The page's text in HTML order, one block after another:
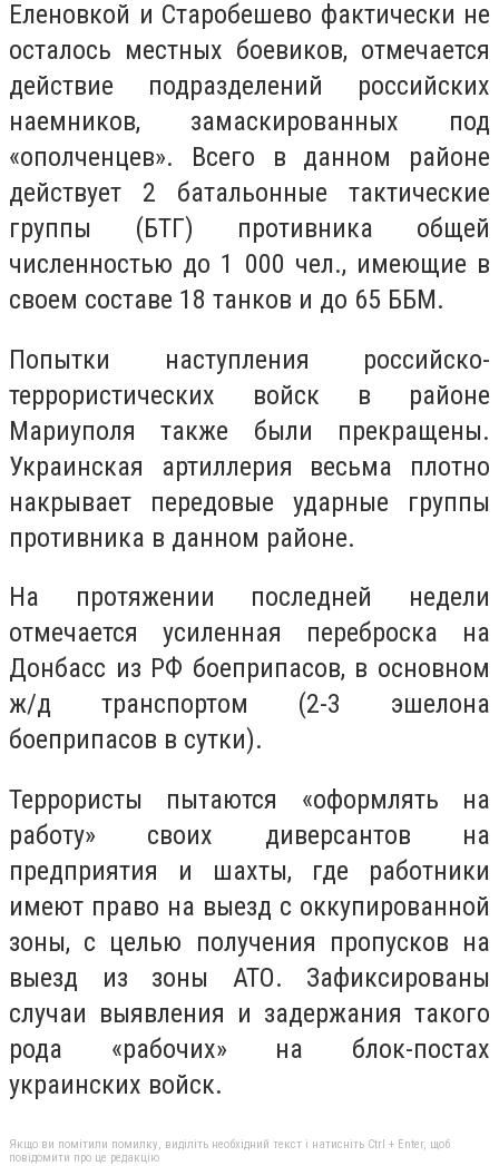
Еленовкой и Старобешево фактически не
осталось местных боевиков, отмечается
действие подразделений российских
наемников, замаскированных под
«ополченцев». Всего в данном районе
действует 2 батальонные тактические
группы (БТГ) противника общей
численностью до 1 000 чел., имеющие в
своем составе 18 танков и до 65 ББМ.
Попытки наступления российско-
террористических войск в районе
Мариуполя также были прекращены.
Украинская артиллерия весьма плотно
накрывает передовые ударные группы
противника в данном районе.
На протяжении последней недели
отмечается усиленная переброска на
Донбасс из РФ боеприпасов, в основном
ж/д транспортом (2-3 эшелона
боеприпасов в сутки).
Террористы пытаются «оформлять на
работу» своих диверсантов на
предприятия и шахты, где работники
имеют право на выезд с оккупированной
зоны, с целью получения пропусков на
выезд из зоны АТО. Зафиксированы
случаи выявления и задержания такого
рода «рабочих» на блок-постах
украинских войск.
Якщо ви помітили помилку, виділіть необхідний текст і натисніть Ctrl + Enter, щоб
повідомити про це редакцію